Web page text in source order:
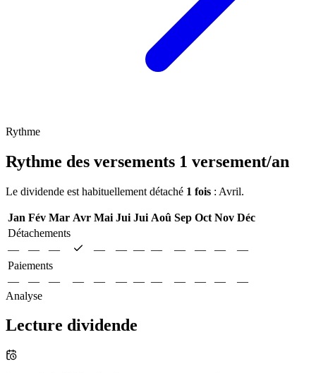
Rythme
Rythme des versements 1 versement/an
Le dividende est habituellement détaché 1 fois : Avril.
Jan Fév Mar Avr Mai Jui Jui Aoû Sep Oct Nov Déc
Détachements
—
— — — — — — — — —
—
Paiements
—
— — — — — — — — — —
—
Analyse
Lecture dividende